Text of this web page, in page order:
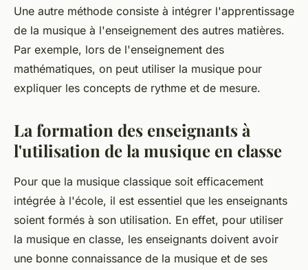
Une autre méthode consiste à intégrer l'apprentissage
de la musique à l'enseignement des autres matières.
Par exemple, lors de l'enseignement des
mathématiques, on peut utiliser la musique pour
expliquer les concepts de rythme et de mesure.
La formation des enseignants à
l'utilisation de la musique en classe
Pour que la musique classique soit efficacement
intégrée à l'école, il est essentiel que les enseignants
soient formés à son utilisation. En effet, pour utiliser
la musique en classe, les enseignants doivent avoir
une bonne connaissance de la musique et de ses